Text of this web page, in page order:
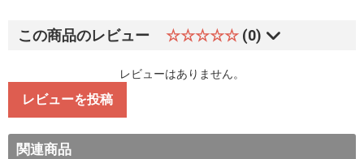
この商品のレビュー ☆☆☆☆☆ (0)
レビューはありません。
レビューを投稿
関連商品